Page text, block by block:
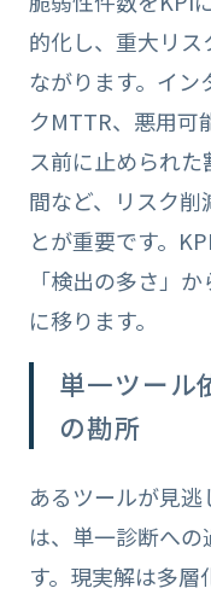
的化し、重大リ
ながります。イン
クMTTR、悪用可
ス前に止められ
間など、リスク削
とが重要です。
「検出の多さ」
に移ります。
単一ツール
の勘所
あるツールが見
は、単一診断へ
す。現実解は多層